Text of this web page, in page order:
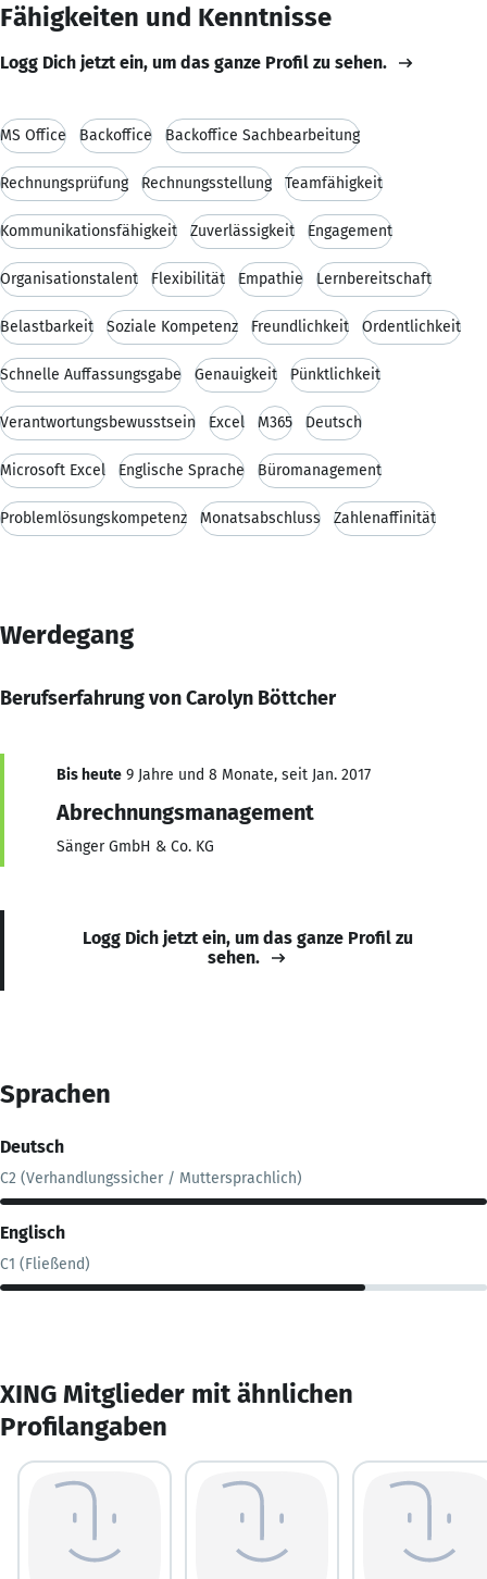
Fähigkeiten und Kenntnisse
Logg Dich jetzt ein, um das ganze Profil zu sehen.
MS Office Backoffice Backoffice Sachbearbeitung
Rechnungsprüfung Rechnungsstellung Teamfähigkeit
Kommunikationsfähigkeit Zuverlässigkeit Engagement
Organisationstalent Flexibilität Empathie Lernbereitschaft
Belastbarkeit Soziale Kompetenz Freundlichkeit Ordentlichkeit
Schnelle Auffassungsgabe Genauigkeit Pünktlichkeit
Verantwortungsbewusstsein Excel M365 Deutsch
Microsoft Excel Englische Sprache Büromanagement
Problemlösungskompetenz Monatsabschluss Zahlenaffinität
Werdegang
Berufserfahrung von Carolyn Böttcher
Bis heute 9 Jahre und 8 Monate, seit Jan. 2017
Abrechnungsmanagement
Sänger GmbH & Co. KG
Logg Dich jetzt ein, um das ganze Profil zu
sehen.
Sprachen
Deutsch
C2 (Verhandlungssicher / Muttersprachlich)
Englisch
C1 (Fließend)
XING Mitglieder mit ähnlichen
Profilangaben